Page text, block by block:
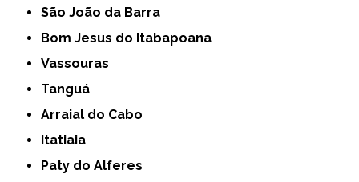
São João da Barra
Bom Jesus do Itabapoana
Vassouras
Tanguá
Arraial do Cabo
Itatiaia
Paty do Alferes